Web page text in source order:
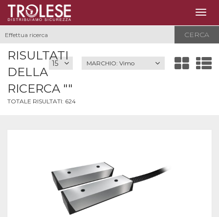
CERCA
MARCHIO: Vimo
RISULTATI
DELLA
RICERCA ""
TOTALE RISULTATI: 624